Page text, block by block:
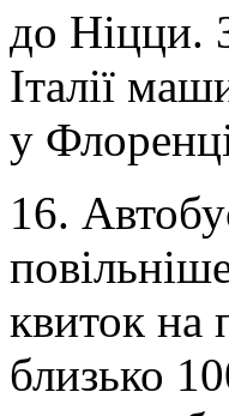
до Ніцци.
Італії
у
16.
квиток на
близько